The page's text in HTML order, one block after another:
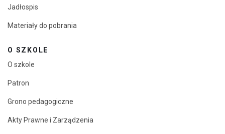
Jadłospis
Materiały do pobrania
O SZKOLE
O szkole
Patron
Grono pedagogiczne
Akty Prawne i Zarządzenia